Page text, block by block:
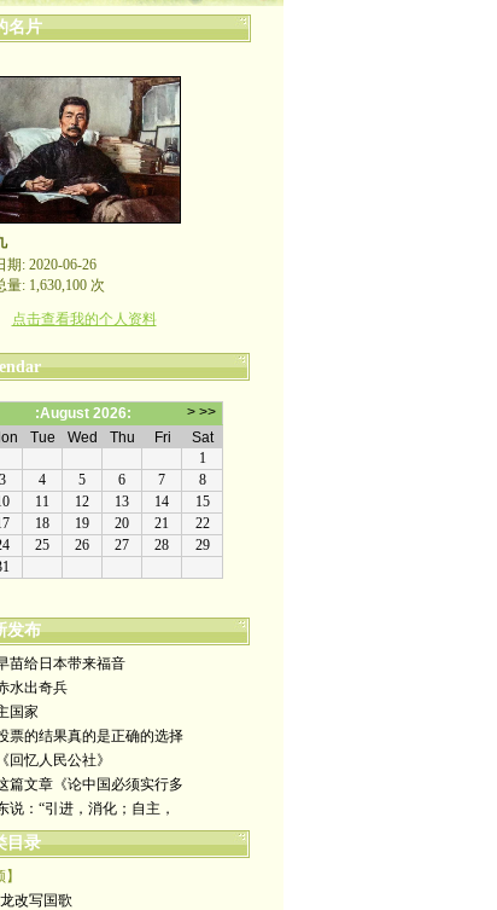
名片
期: 2020-06-26
量: 1,630,100 次
点击查看我的个人资料
发布
苗给日本带来福音
水出奇兵
国家
票的结果真的是正确的选择
回忆人民公社》
篇文章《论中国必须实行多
说：“引进，消化；自主，
目录
改写国歌